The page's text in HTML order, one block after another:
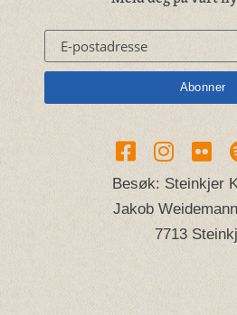
Besøk: Steinkjer
Jakob
7713